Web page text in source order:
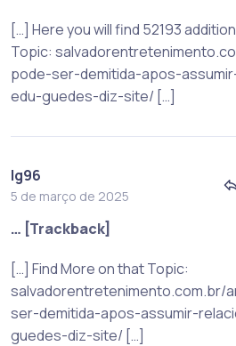
[…] Here you will find 52193
Topic:
pode-ser-demitida-apos-
edu-guedes-diz-site/ […]
lg96
5 de março de 2025
… [Trackback]
[…] Find More on that Topic:
salvadorentretenimento.com.br/
ser-demitida-apos-assumir-
guedes-diz-site/ […]